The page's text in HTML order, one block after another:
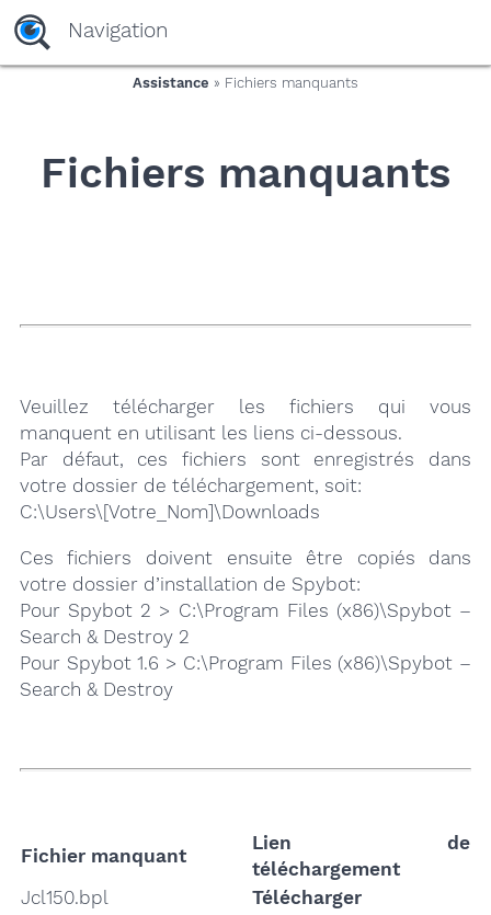
yaaaeag20
Navigation
Assistance » Fichiers manquants
Fichiers manquants
Veuillez télécharger les fichiers qui vous
manquent en utilisant les liens ci-dessous.
Par défaut, ces fichiers sont enregistrés dans
votre dossier de téléchargement, soit:
C:\Users\[Votre_Nom]\Downloads
Ces fichiers doivent ensuite être copiés dans
votre dossier d’installation de Spybot:
Pour Spybot 2 > C:\Program Files (x86)\Spybot –
Search & Destroy 2
Pour Spybot 1.6 > C:\Program Files (x86)\Spybot –
Search & Destroy
Fichier manquant
Lien de
téléchargement
Jcl150.bpl
Télécharger